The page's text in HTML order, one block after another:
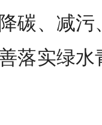
碳、减
落实绿